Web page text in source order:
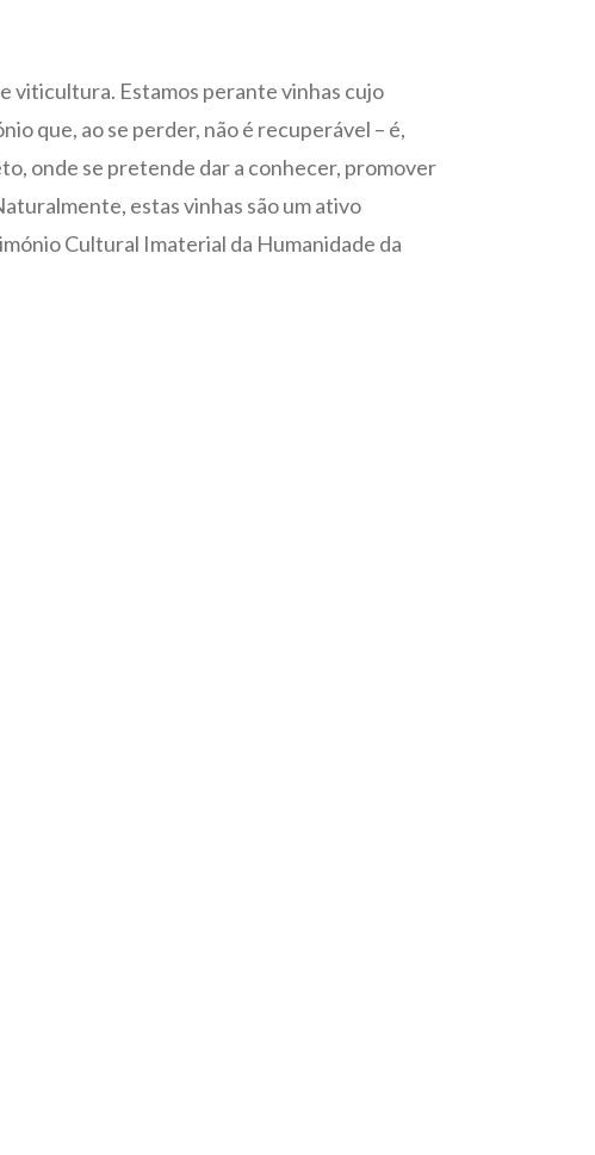
viticultura. Estamos perante vinhas cujo
que, ao se perder, não é recuperável – é,
onde se pretende dar a conhecer, promover
estas vinhas são um ativo
Cultural Imaterial da Humanidade da